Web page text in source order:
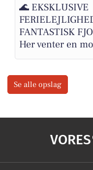
🌊 EKSKLUSIVE
FANTASTISK
Her venter en
Se alle opslag
VORES